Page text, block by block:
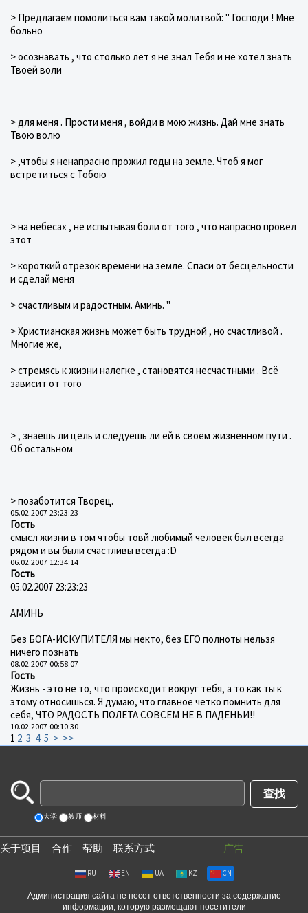
> Предлагаем помолиться вам такой молитвой: " Господи ! Мне
больно
> осознавать , что столько лет я не знал Тебя и не хотел знать
Твоей воли
> для меня . Прости меня , войди в мою жизнь. Дай мне знать
Твою волю
> ,чтобы я ненапрасно прожил годы на земле. Чтоб я мог
встретиться с Тобою
> на небесах , не испытывая боли от того , что напрасно провёл
этот
> короткий отрезок времени на земле. Спаси от бесцельности
и сделай меня
> счастливым и радостным. Аминь. "
> Христианская жизнь может быть трудной , но счастливой .
Многие же,
> стремясь к жизни налегке , становятся несчастными . Всё
зависит от того
> , знаешь ли цель и следуешь ли ей в своём жизненном пути .
Об остальном
> позаботится Творец.
05.02.2007 23:23:23
Гость
смысл жизни в том чтобы товй любимый человек был всегда
рядом и вы были счастливы всегда :D
06.02.2007 12:34:14
Гость
05.02.2007 23:23:23
АМИНЬ
Без БОГА-ИСКУПИТЕЛЯ мы некто, без ЕГО полноты нельзя
ничего познать
08.02.2007 00:58:07
Гость
Жизнь - это не то, что происходит вокруг тебя, а то как ты к
этому относишься. Я думаю, что главное четко помнить для
себя, ЧТО РАДОСТЬ ПОЛЕТА СОВСЕМ НЕ В ПАДЕНЬИ!!
10.02.2007 00:10:30
1 2 3 4 5 > >>
大学 教师 材料
关于项目 合作 帮助 联系方式 广告
RU EN UA KZ CN
Администрация сайта не несет ответственности за содержание
информации, которую размещают посетители